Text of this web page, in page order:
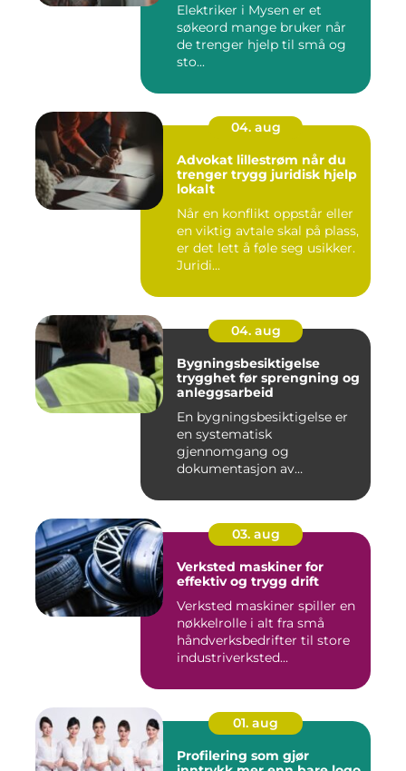
Elektriker i Mysen er et
søkeord mange bruker når
de trenger hjelp til små og
sto...
04. aug
Advokat lillestrøm når du
trenger trygg juridisk hjelp
lokalt
Når en konflikt oppstår eller
en viktig avtale skal på plass,
er det lett å føle seg usikker.
Juridi...
04. aug
Bygningsbesiktigelse
trygghet før sprengning og
anleggsarbeid
En bygningsbesiktigelse er
en systematisk
gjennomgang og
dokumentasjon av
konstruksjone...
03. aug
Verksted maskiner for
effektiv og trygg drift
Verksted maskiner spiller en
nøkkelrolle i alt fra små
håndverksbedrifter til store
industriverksted...
01. aug
Profilering som gjør